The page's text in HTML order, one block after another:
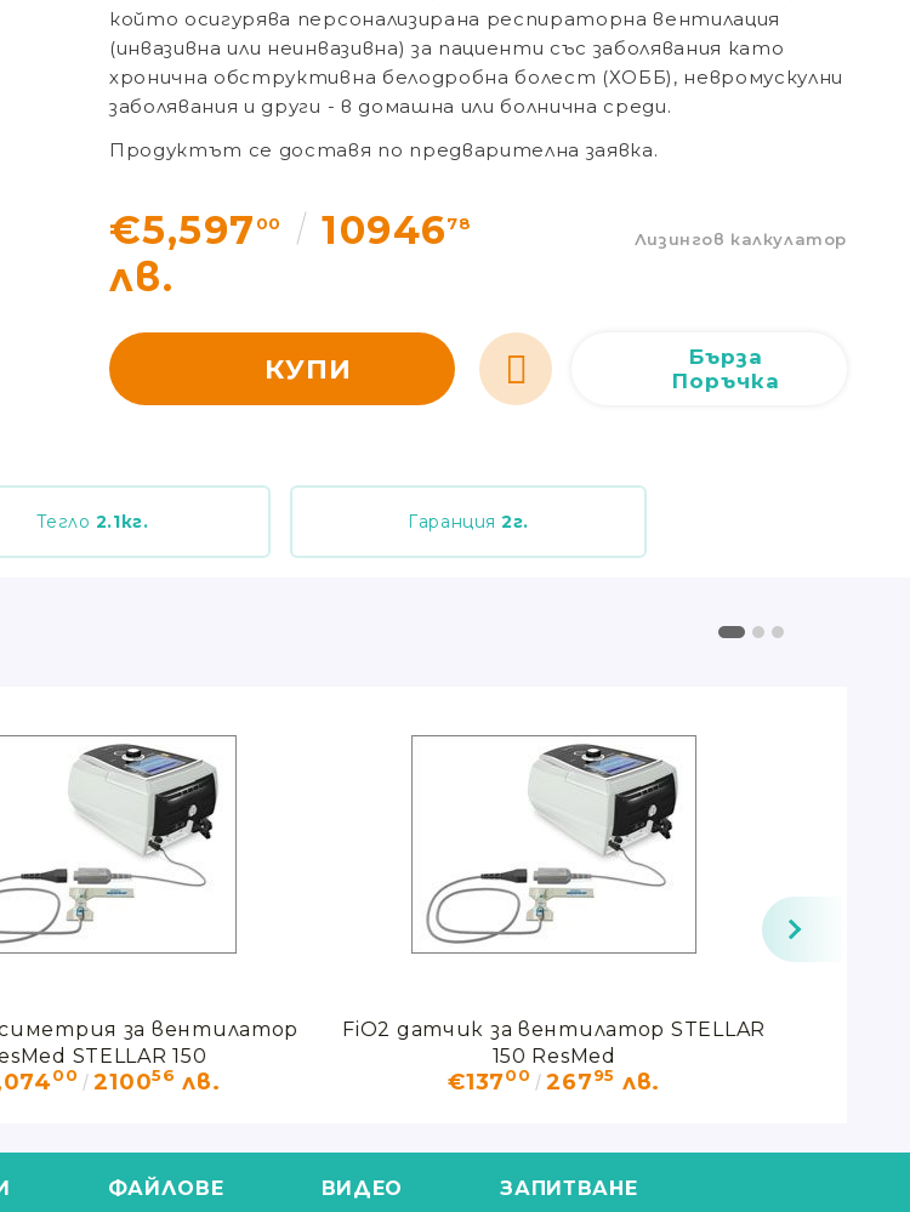
Сливен ул. Добри Чинтулов 3
Добрич ул. Отец Паисий 5
Сливен 0877 673606
Добрич 0876 514422
който осигурява персонализирана респираторна вентилация
(инвазивна или неинвазивна) за пациенти със заболявания като
хронична обструктивна белодробна болест (ХОББ), невромускулни
заболявания и други - в домашна или болнична среди.
Продуктът се доставя по предварителна заявка.
€5,597 00 1094678
лв.
Лизингов калкулатор
КУПИ
Бърза
Поръчка
Тегло 2.1кг. Гаранция 2г.
за вентилатор
STELLAR 150
00 210056 лв.
FiO2 датчик за вентилатор STELLAR
150 ResMed
€13700 26795 лв.
ФАЙЛОВЕ ВИДЕО ЗАПИТВАНЕ